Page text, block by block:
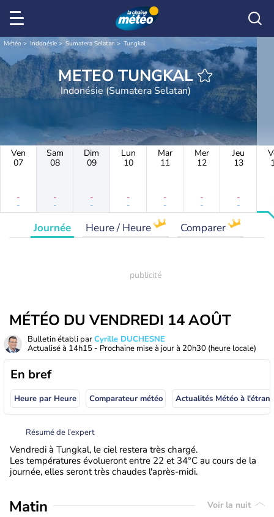
Météo Indonésie Sumatera Selatan Tungkal
METEO TUNGKAL
Indonésie (Sumatera Selatan)
Ven
07
-
-
Sam
08
-
-
Dim
09
-
-
Lun
10
-
-
Mar
11
-
-
Mer
12
-
-
Jeu
13
-
-
Journée Heure / Heure Comparer
MÉTÉO DU VENDREDI 14 AOÛT
Bulletin établi parCyrille DUCHESNE
Actualisé à 14h15 - Prochaine mise à jour à 20h30 (heure locale)
En bref
Heure par Heure Comparateur météo
Résumé de l’expert
Vendredi à Tungkal, le ciel restera très chargé.
Les températures évolueront entre 22 et 34°C au cours de la
journée, elles seront très chaudes l'après-midi.
Matin Voir la nuit